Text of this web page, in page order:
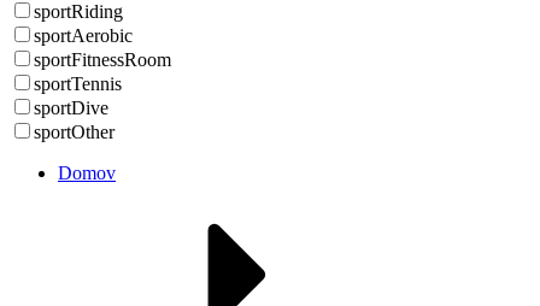
sportRiding
sportAerobic
sportFitnessRoom
sportTennis
sportDive
sportOther
Domov